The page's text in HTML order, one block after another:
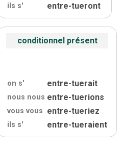
ils s' entre-tueront
conditionnel présent
on s' entre-tuerait
nous nous entre-tuerions
vous vous entre-tueriez
ils s' entre-tueraient